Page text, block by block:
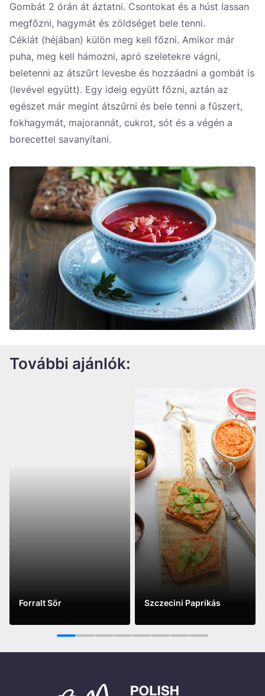
Gombát 2 órán át áztatni. Csontokat és a húst lassan
megfőzni, hagymát és zöldséget bele tenni.
Céklát (héjában) külön meg kell főzni. Amikor már
puha, meg kell hámozni, apró szeletekre vágni,
beletenni az átszűrt levesbe és hozzáadni a gombát is
(levével együtt). Egy ideig együtt főzni, aztán az
egészet már megint átszűrni és bele tenni a fűszert,
fokhagymát, majorannát, cukrot, sót és a végén a
borecettel savanyítani.
További ajánlók:
Forralt Sör
See more
Szczecini Paprikás
See more
1 2 3 4 5 6 7 8